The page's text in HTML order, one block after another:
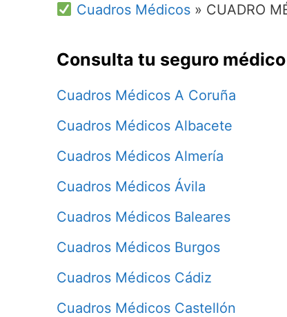
Cuadros Médicos» CUADRO
Consulta tu seguro
Cuadros Médicos A Coruña
Cuadros Médicos Albacete
Cuadros Médicos Almería
Cuadros Médicos Ávila
Cuadros Médicos Baleares
Cuadros Médicos Burgos
Cuadros Médicos Cádiz
Cuadros Médicos Castellón